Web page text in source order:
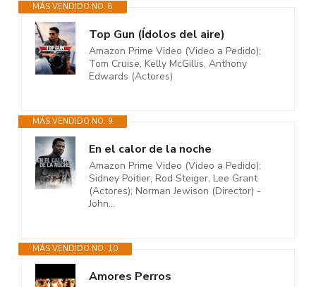
MÁS VENDIDO NO. 8
Top Gun (Ídolos del aire)
Amazon Prime Video (Video a Pedido);
Tom Cruise, Kelly McGillis, Anthony
Edwards (Actores)
MÁS VENDIDO NO. 9
En el calor de la noche
Amazon Prime Video (Video a Pedido);
Sidney Poitier, Rod Steiger, Lee Grant
(Actores); Norman Jewison (Director) -
John...
MÁS VENDIDO NO. 10
Amores Perros